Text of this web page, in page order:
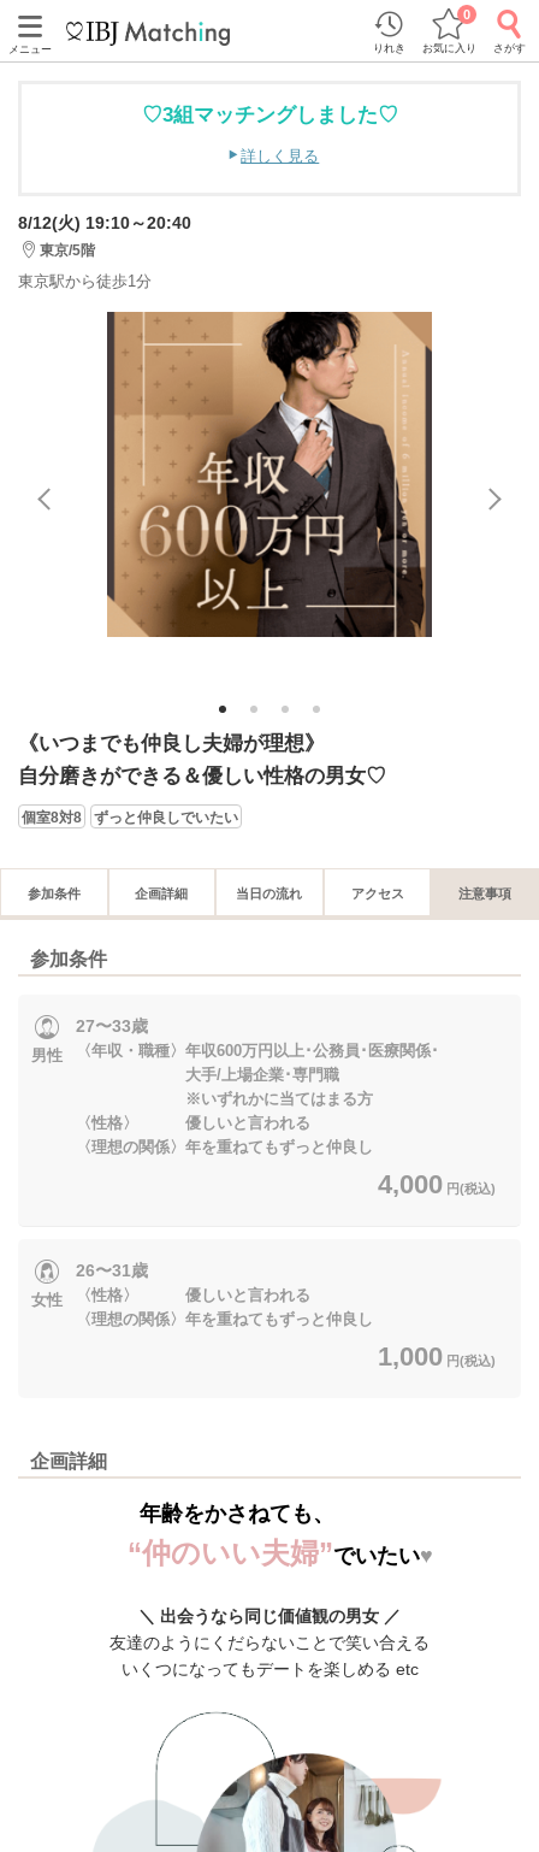
メニュー りれき お気に入り
0
さがす
♡3組マッチングしました♡
詳しく見る
8/12(火) 19:10～20:40
東京/5階
東京駅から徒歩1分
1 2 3 4
《いつまでも仲良し夫婦が理想》
自分磨きができる＆優しい性格の男女♡
個室8対8 ずっと仲良しでいたい
参加条件 企画詳細 当日の流れ アクセス 注意事項
参加条件
男性
27〜33歳
〈年収・職種〉年収600万円以上･公務員･医療関係･
大手/上場企業･専門職
※いずれかに当てはまる方
〈性格〉 優しいと言われる
〈理想の関係〉年を重ねてもずっと仲良し
4,000 円(税込)
女性
26〜31歳
〈性格〉 優しいと言われる
〈理想の関係〉年を重ねてもずっと仲良し
1,000 円(税込)
企画詳細
年齢をかさねても、
“仲のいい夫婦”でいたい♥
＼ 出会うなら同じ価値観の男女 ／
友達のようにくだらないことで笑い合える
いくつになってもデートを楽しめる etc